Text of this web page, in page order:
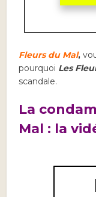
Fleurs du Mal,
pourquoi Les
scandale.
La
Mal : la